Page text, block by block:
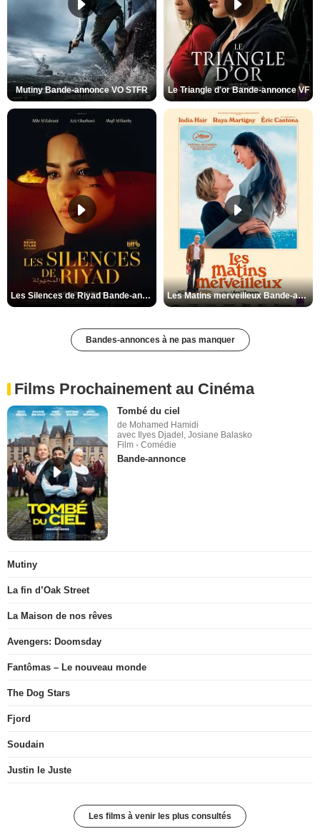
Mutiny Bande-annonce VO STFR Le Triangle d'or Bande-annonce VF
Les Silences de Riyad Bande-annonce VO STFR Les Matins merveilleux Bande-annonce VF
Bandes-annonces à ne pas manquer
Films Prochainement au Cinéma
Tombé du ciel
de Mohamed Hamidi
avec Ilyes Djadel, Josiane Balasko
Film - Comédie
Bande-annonce
Mutiny
La fin d’Oak Street
La Maison de nos rêves
Avengers: Doomsday
Fantômas – Le nouveau monde
The Dog Stars
Fjord
Soudain
Justin le Juste
Les films à venir les plus consultés